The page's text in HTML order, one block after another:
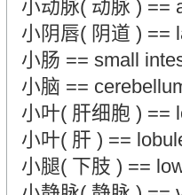
小动脉( 动脉 ) ==
小阴唇( 阴道 ) ==
小肠 == small
小脑 ==
小叶( 肝细胞 ) ==
小叶( 肝 ) ==
小腿( 下肢 ) ==